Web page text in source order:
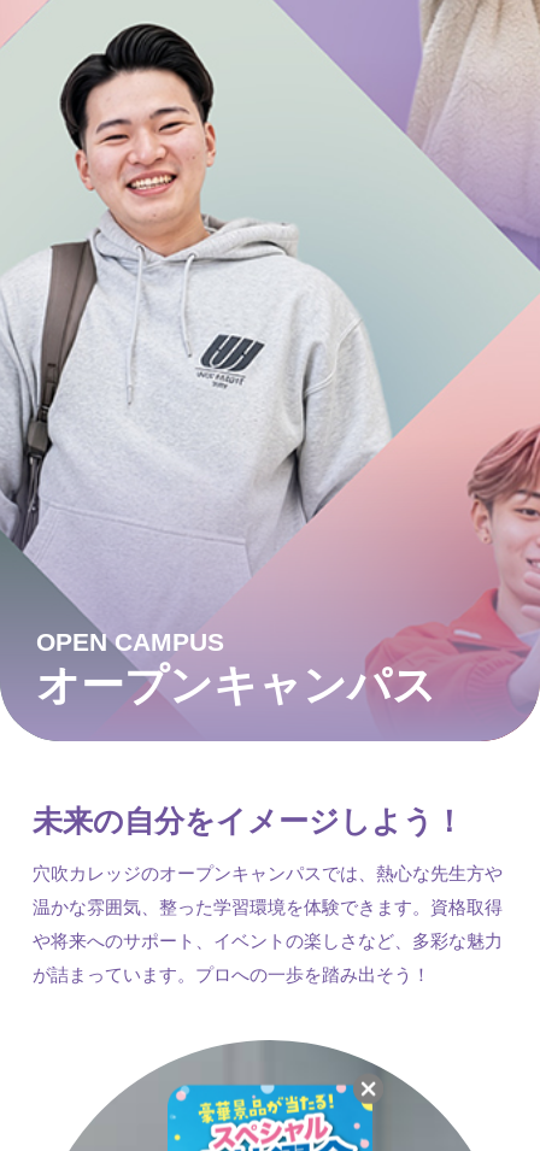
OPEN CAMPUS
オープンキャンパス
未来の自分をイメージしよう！
穴吹カレッジのオープンキャンパスでは、熱心な先生方や
温かな雰囲気、整った学習環境を体験できます。資格取得
や将来へのサポート、イベントの楽しさなど、多彩な魅力
が詰まっています。プロへの一歩を踏み出そう！